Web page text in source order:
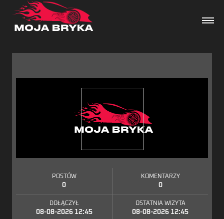
Wydarzenia
Artykuły
POSTÓW
0
KOMENTARZY
0
DOŁĄCZYŁ
08-08-2026 12:45
OSTATNIA WIZYTA
08-08-2026 12:45